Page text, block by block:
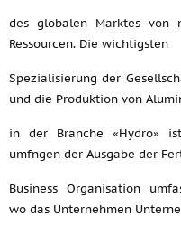
des globalen Marktes von
Ressourcen. Die wichtigsten
Spezialisierung der
und die Produktion von
in der Branche «Hydro»
umfngen der Ausgabe der
Business Organisation
wo das Unternehmen